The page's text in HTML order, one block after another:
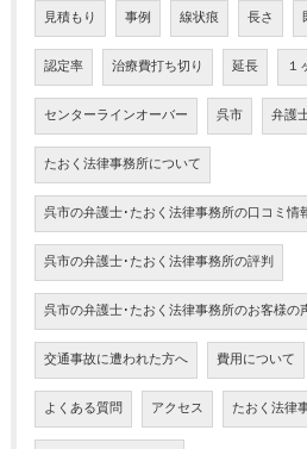
見積もり 事例 線状痕 長さ
認定率 治療費打ち切り 延長 １
センターラインオーバー 呉市 弁護
たおく法律事務所について
呉市の弁護士･たおく法律事務所の口コミ情
呉市の弁護士･たおく法律事務所の評判
呉市の弁護士･たおく法律事務所のお客様の
交通事故に遭われた方へ 費用について
よくある質問 アクセス たおく法律